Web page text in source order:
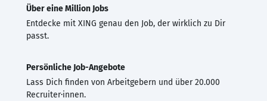
Über eine Million Jobs
Entdecke mit XING genau den Job, der wirklich zu Dir
passt.
Persönliche Job-Angebote
Lass Dich finden von Arbeitgebern und über 20.000
Recruiter·innen.